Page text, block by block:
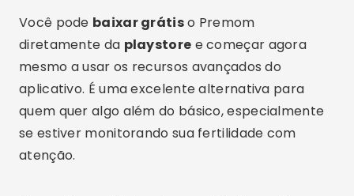
informativa.
download
desses aplicativos não
apenas facilita a rotina como também promove
o autoconhecimento. Portanto, se você deseja
praticidade, vale muito a pena
baixar
extras.